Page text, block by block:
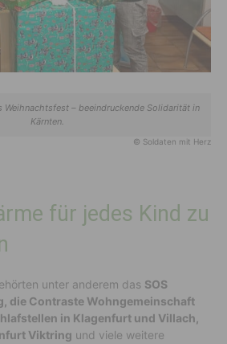
Weihnachtsfest – beeindruckende Solidarität in
Kärnten.
© Soldaten mit Herz
für jedes Kind zu
unter anderem das SOS
die Contraste Wohngemeinschaft
in Klagenfurt und Villach,
Viktring und viele weitere